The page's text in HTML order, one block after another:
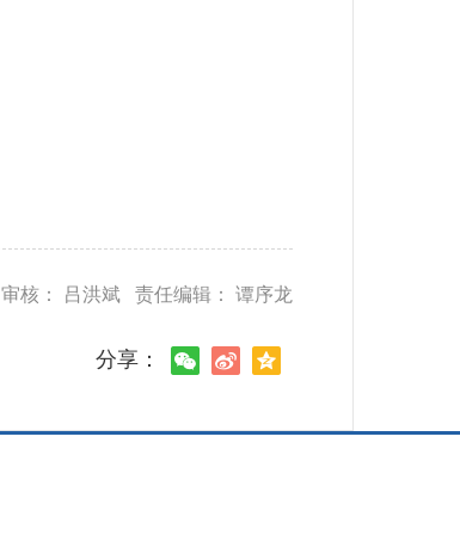
审核： 吕洪斌 责任编辑： 谭序龙
分享：